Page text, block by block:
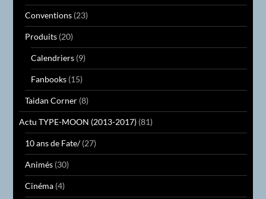
Conventions (23)
Produits (20)
Calendriers (9)
Fanbooks (15)
Taidan Corner (8)
Actu TYPE-MOON (2013-2017) (81)
10 ans de Fate/(27)
Animés (30)
Cinéma (4)